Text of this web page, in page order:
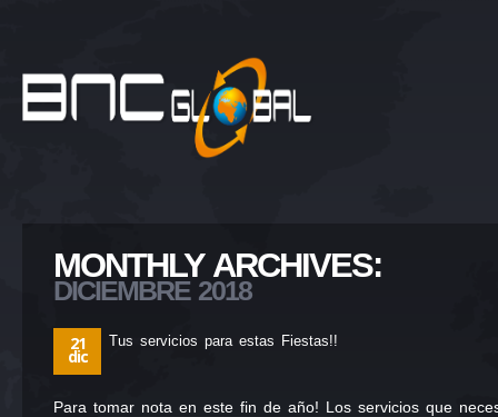
MONTHLY ARCHIVES:
DICIEMBRE 2018
21
dic
Tus servicios para estas Fiestas!!
Para tomar nota en este fin de año! Los servicios que